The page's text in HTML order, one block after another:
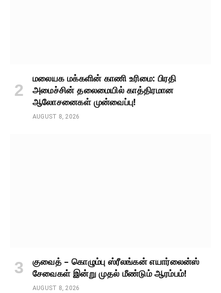
மலையக மக்களின் காணி உரிமை: பிரதி
அமைச்சின் தலைமையில் காத்திரமான
ஆலோசனைகள் முன்வைப்பு!
AUGUST 8, 2026
குவைத் – கொழும்பு ஸ்ரீலங்கன் எயார்லைன்ஸ்
சேவைகள் இன்று முதல் மீண்டும் ஆரம்பம்!
AUGUST 8, 2026